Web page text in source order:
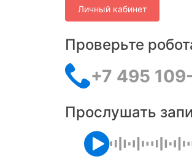
Личный кабинет
Проверьте
+7 495
Прослушать